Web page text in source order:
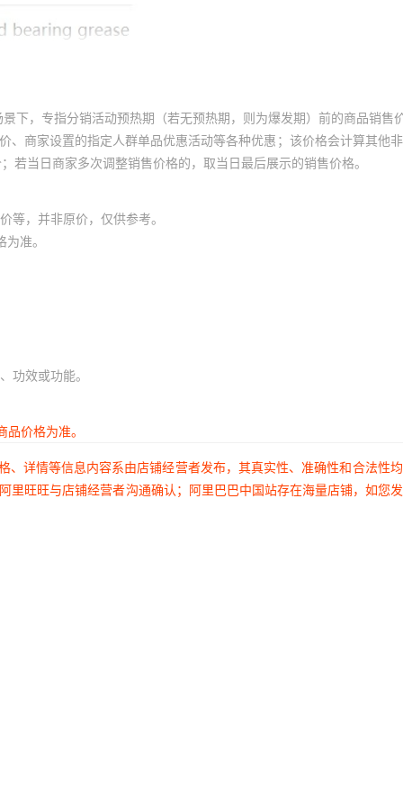
下，专指分销活动预热期（若无预热期，则为爆发期）前的商品销售
商家设置的指定人群单品优惠活动等各种优惠；该价格会计算其他
当日商家多次调整销售价格的，取当日最后展示的销售价格。
等，并非原价，仅供参考。
准。
功效或功能。
价格为准。
详情等信息内容系由店铺经营者发布，其真实性、准确性和合法性
旺旺与店铺经营者沟通确认；阿里巴巴中国站存在海量店铺，如您